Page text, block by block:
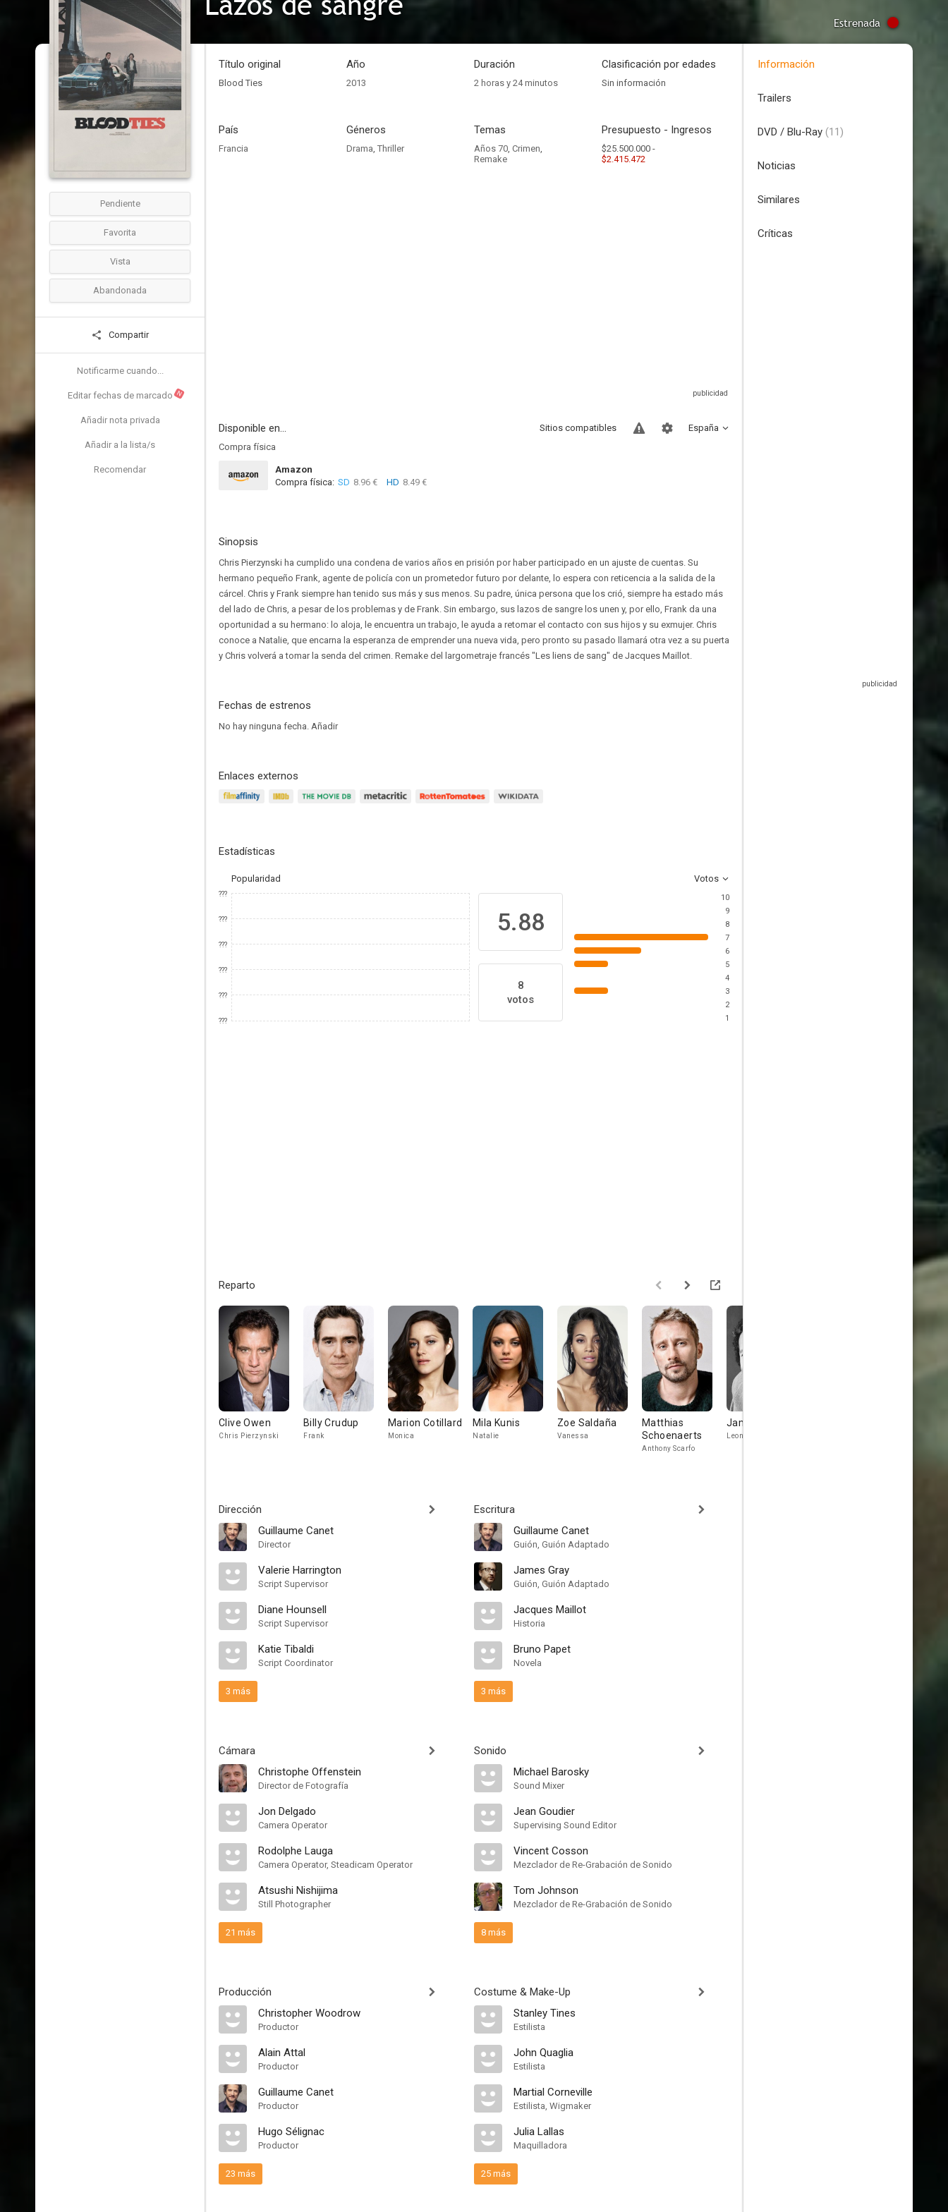
Estrenada
Pendiente
Favorita
Vista
Abandonada
Compartir
Notificarme cuando...
Editar fechas de marcado N
Añadir nota privada
Añadir a la lista/s
Recomendar
Título original
Blood Ties
Año
2013
Duración
2 horas y 24 minutos
Clasificación por edades
Sin información
País
Francia
Géneros
Drama, Thriller
Temas
Años 70, Crimen,
Remake
Presupuesto - Ingresos
$25.500.000 -
$2.415.472
Disponible en... España
Sitios compatibles
Compra física
Amazon
Compra física: SD 8.96 € HD 8.49 €
Sinopsis
Chris Pierzynski ha cumplido una condena de varios años en prisión por haber participado en un ajuste de cuentas. Su
hermano pequeño Frank, agente de policía con un prometedor futuro por delante, lo espera con reticencia a la salida de la
cárcel. Chris y Frank siempre han tenido sus más y sus menos. Su padre, única persona que los crió, siempre ha estado más
del lado de Chris, a pesar de los problemas y de Frank. Sin embargo, sus lazos de sangre los unen y, por ello, Frank da una
oportunidad a su hermano: lo aloja, le encuentra un trabajo, le ayuda a retomar el contacto con sus hijos y su exmujer. Chris
conoce a Natalie, que encarna la esperanza de emprender una nueva vida, pero pronto su pasado llamará otra vez a su puerta
y Chris volverá a tomar la senda del crimen. Remake del largometraje francés "Les liens de sang" de Jacques Maillot.
Fechas de estrenos
No hay ninguna fecha. Añadir
Enlaces externos
Estadísticas
Popularidad Votos
???
???
???
???
???
???
5.88
8
votos
10
9
8
7
6
5
4
3
2
1
Reparto
Clive Owen
Chris Pierzynski
Billy Crudup
Frank
Marion Cotillard
Monica
Mila Kunis
Natalie
Zoe Saldaña
Vanessa
Matthias
Schoenaerts
Anthony Scarfo
James Caan
Leon
Dirección
Guillaume Canet
Director
Valerie Harrington
Script Supervisor
Diane Hounsell
Script Supervisor
Katie Tibaldi
Script Coordinator
3 más
Cámara
Christophe Offenstein
Director de Fotografía
Jon Delgado
Camera Operator
Rodolphe Lauga
Camera Operator, Steadicam Operator
Atsushi Nishijima
Still Photographer
21 más
Producción
Christopher Woodrow
Productor
Alain Attal
Productor
Guillaume Canet
Productor
Hugo Sélignac
Productor
23 más
Escritura
Guillaume Canet
Guión, Guión Adaptado
James Gray
Guión, Guión Adaptado
Jacques Maillot
Historia
Bruno Papet
Novela
3 más
Sonido
Michael Barosky
Sound Mixer
Jean Goudier
Supervising Sound Editor
Vincent Cosson
Mezclador de Re-Grabación de Sonido
Tom Johnson
Mezclador de Re-Grabación de Sonido
8 más
Costume & Make-Up
Stanley Tines
Estilista
John Quaglia
Estilista
Martial Corneville
Estilista, Wigmaker
Julia Lallas
Maquilladora
25 más
Información
Trailers
DVD / Blu-Ray (11)
Noticias
Similares
Críticas